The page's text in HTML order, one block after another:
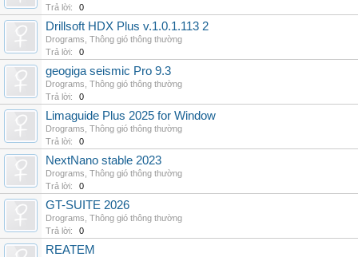
Trả lời:
0
Drillsoft HDX Plus v.1.0.1.113 2
Drograms Thông gió thông thường
Trả lời:
0
geogiga seismic Pro 9.3
Drograms Thông gió thông thường
Trả lời:
0
Limaguide Plus 2025 for Window
Drograms Thông gió thông thường
Trả lời:
0
NextNano stable 2023
Drograms Thông gió thông thường
Trả lời:
0
GT-SUITE 2026
Drograms Thông gió thông thường
Trả lời:
0
REATEM